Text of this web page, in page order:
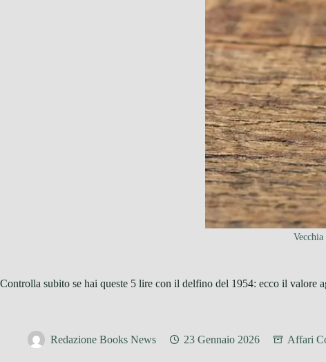
Controlla subito se hai queste 5 lire con il delfino del 1954: ecco il valore
Redazione Books News 23 Gennaio 2026 Affari